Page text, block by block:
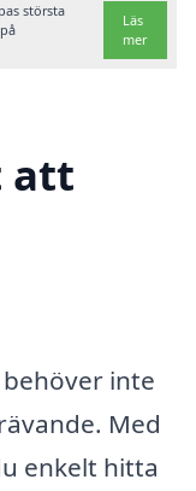
största
Läs
mer
att
inte
Med
enkelt hitta